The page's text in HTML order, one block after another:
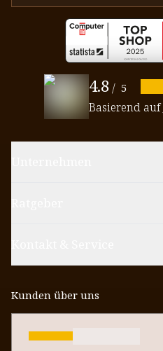
4.8 / 5
Basierend auf
Kunden über uns